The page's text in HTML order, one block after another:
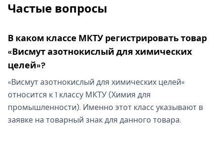
Частые вопросы
В каком классе МКТУ регистрировать товар
«Висмут азотнокислый для химических
целей»?
«Висмут азотнокислый для химических целей»
относится к 1 классу МКТУ (Химия для
промышленности). Именно этот класс указывают в
заявке на товарный знак для данного товара.